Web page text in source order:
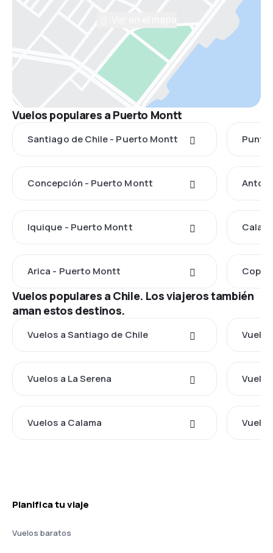
Vuelos populares a Puerto Montt
Santiago de Chile - Puerto Montt Punta
Concepción - Puerto Montt
Iquique - Puerto Montt
Arica - Puerto Montt
Vuelos populares a Chile. Los viajeros también
aman estos destinos.
Vuelos a Santiago de Chile
Vuelos a La Serena
Vuelos a Calama
Planifica tu viaje
Vuelos baratos